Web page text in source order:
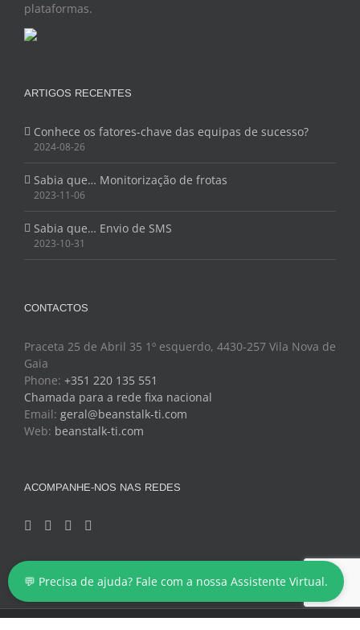
2024-08-26
Sabia que… Monitorização de frotas
2023-11-06
Sabia que… Envio de SMS
2023-10-31
Gaia
Phone:
Chamada para a rede fixa nacional
Email:geral@beanstalk-ti.com
Web:beanstalk-ti.com
Copyright 2024 - BeanStalk - Tecnologias de Informação
💬 Precisa de ajuda? Fale com a nossa Assistente Virtual.